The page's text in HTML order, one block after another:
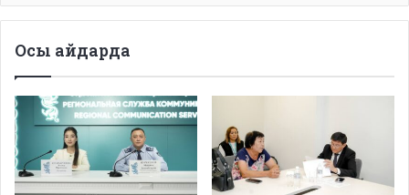
Осы айдарда